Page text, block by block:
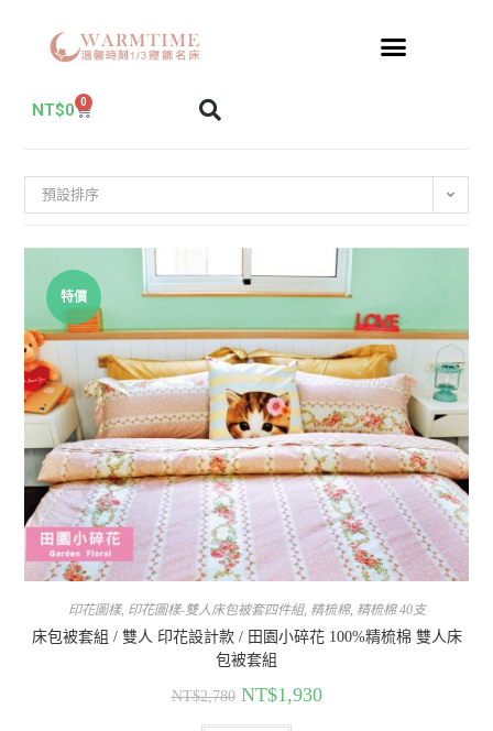
NT$0 0
預設排序
特價
印花圖樣, 印花圖樣-雙人床包被套四件組, 精梳棉, 精梳棉 40支
床包被套組 / 雙人 印花設計款 / 田園小碎花 100%精梳棉 雙人床
包被套組
NT$2,780 NT$1,930